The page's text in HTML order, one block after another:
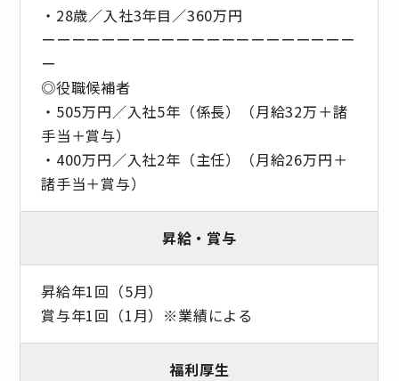
・28歳／入社3年目／360万円
ーーーーーーーーーーーーーーーーーーーーー
ー
◎役職候補者
・505万円／入社5年（係長）（月給32万＋諸
手当＋賞与）
・400万円／入社2年（主任）（月給26万円＋
諸手当＋賞与）
昇給・賞与
昇給年1回（5月）
賞与年1回（1月）※業績による
福利厚生